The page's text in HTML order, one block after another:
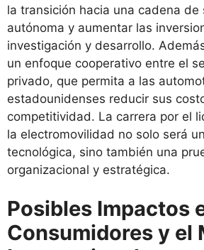
la transición hacia una cadena de
autónoma y aumentar las
investigación y desarrollo.
un enfoque cooperativo entre el
privado, que permita a las
estadounidenses reducir sus
competitividad. La carrera por el
la electromovilidad no solo será
tecnológica, sino también una
organizacional y estratégica.
Posibles Impactos
Consumidores y el